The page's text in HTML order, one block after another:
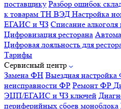
поставщику Разбор ошибок
к товарам ТН ВЭД Настройка
ЕГАИС и ЧЗ Списание
Цифровизация ресторана
Цифровая лояльность для
Тарифы
Сервисный центр
Замена ФН Выездная
неисправности ФР Ремонт ФР
ЭЦП/ЕГАИС и ЧЗ ключей
периферийных сбоев моноблока